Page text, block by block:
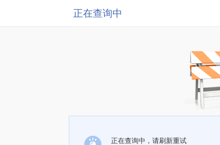
正在查询中
正在查询中，请刷新重试